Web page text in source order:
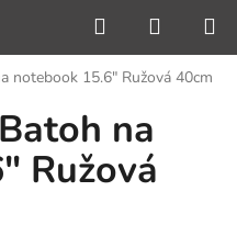
Hľadať
KOŠÍK
notebook 15.6" Ružová 40cm
na
Ružová